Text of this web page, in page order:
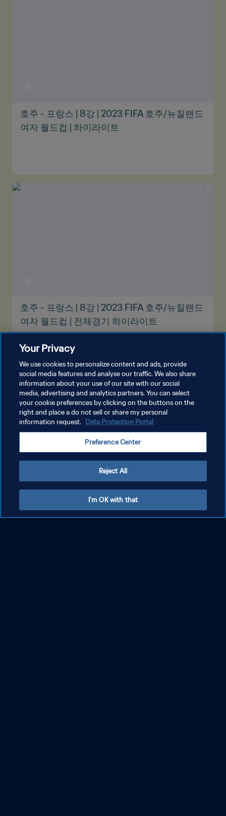
호주 - 프랑스 | 8강 | 2023 FIFA 호주/뉴질랜드
여자 월드컵 | 하이라이트
호주 - 프랑스 | 8강 | 2023 FIFA 호주/뉴질랜드
여자 월드컵 | 전체경기 하이라이트
더보기
Your Privacy
We use cookies to personalize content and ads, provide
social media features and analyse our traffic. We also share
information about your use of our site with our social
media, advertising and analytics partners. You can select
your cookie preferences by clicking on the buttons on the
right and place a do not sell or share my personal
information request. Data Protection Portal
Preference Center
Reject All
I'm OK with that